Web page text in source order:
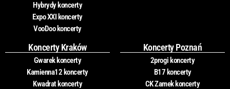
Hybrydy koncerty
Expo XXI koncerty
VooDoo koncerty
Koncerty Kraków
Gwarek koncerty
Kamienna12 koncerty
Kwadrat koncerty
Koncerty Poznań
2progi koncerty
B17 koncerty
CK Zamek koncerty